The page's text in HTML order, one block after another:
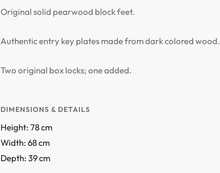
Original solid pearwood block feet.
Authentic entry key plates made from dark colored wood.
Two original box locks; one added.
DIMENSIONS & DETAILS
Height: 78 cm
Width: 68 cm
Depth: 39 cm